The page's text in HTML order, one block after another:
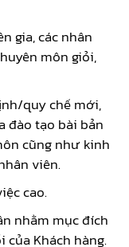
gia, các nhân
môn giỏi,
quy chế mới,
đào tạo bài bản
cũng như kinh
viên.
cao.
nhằm mục đích
Khách hàng.